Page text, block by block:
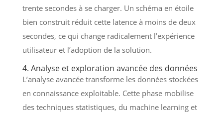
trente secondes à se charger. Un schéma en étoile
bien construit réduit cette latence à moins de deux
secondes, ce qui change radicalement l’expérience
utilisateur et l’adoption de la solution.
4. Analyse et exploration avancée des données
L’analyse avancée transforme les données stockées
en connaissance exploitable. Cette phase mobilise
des techniques statistiques, du machine learning et